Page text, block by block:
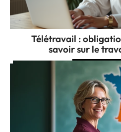
Télétravail :
savoir sur le